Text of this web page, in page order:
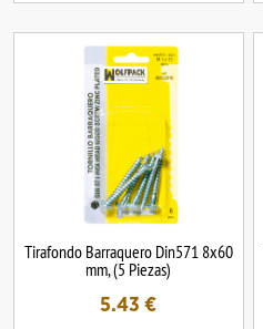
Tirafondo Barraquero Din571 8x60
mm, (5 Piezas)
5.43 €